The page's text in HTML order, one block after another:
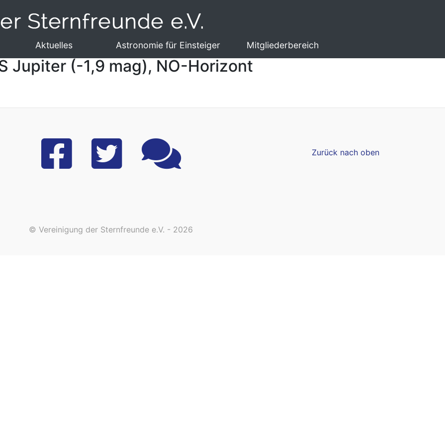
Aktuelles Astronomie für Einsteiger Mitgliederbereich
Jupiter (-1,9 mag), NO-Horizont
Zurück nach oben
© Vereinigung der Sternfreunde e.V. - 2026